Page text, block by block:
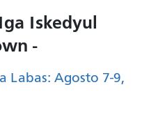
Iskedyul
-
Labas: Agosto 7-9,